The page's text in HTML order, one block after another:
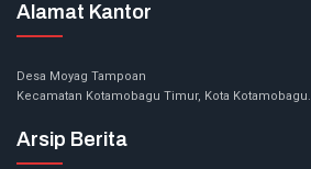
Alamat Kantor
Desa Moyag Tampoan
Kecamatan Kotamobagu Timur, Kota Kotamobagu.
Arsip Berita